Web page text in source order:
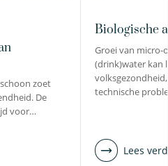
zoet
De
voor…
Biologische
Groei van micro-
(drink)water kan
technische
Lees